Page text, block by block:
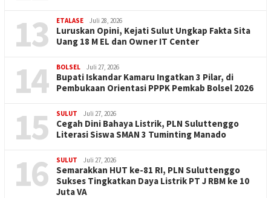
13 ETALASE Juli 28, 2026
Luruskan Opini, Kejati Sulut Ungkap Fakta Sita
Uang 18 M EL dan Owner IT Center
14 BOLSEL Juli 27, 2026
Bupati Iskandar Kamaru Ingatkan 3 Pilar, di
Pembukaan Orientasi PPPK Pemkab Bolsel 2026
15 SULUT Juli 27, 2026
Cegah Dini Bahaya Listrik, PLN Suluttenggo
Literasi Siswa SMAN 3 Tuminting Manado
16 SULUT Juli 27, 2026
Semarakkan HUT ke-81 RI, PLN Suluttenggo
Sukses Tingkatkan Daya Listrik PT J RBM ke 10
Juta VA